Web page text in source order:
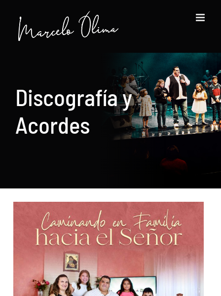
contenido
Discografía y
Acordes